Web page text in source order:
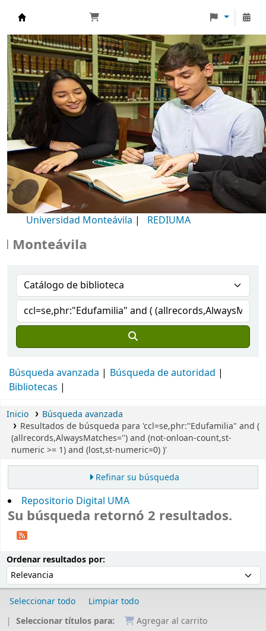
Biblioteca Universidad Monteávila
Universidad Monteávila | REDIUMA
Búsqueda avanzada
Búsqueda de autoridad
Bibliotecas
Inicio
Búsqueda avanzada
Resultados de búsqueda para 'ccl=se,phr:"Edufamilia" and (
(allrecords,AlwaysMatches='') and (not-onloan-count,st-
numeric >= 1) and (lost,st-numeric=0) )'
Refinar su búsqueda
Repositorio Digital UMA
Su búsqueda retornó 2 resultados.
Ordenar resultados por:
Seleccionar todo
Limpiar todo
Seleccionar títulos para:
Agregar al carrito